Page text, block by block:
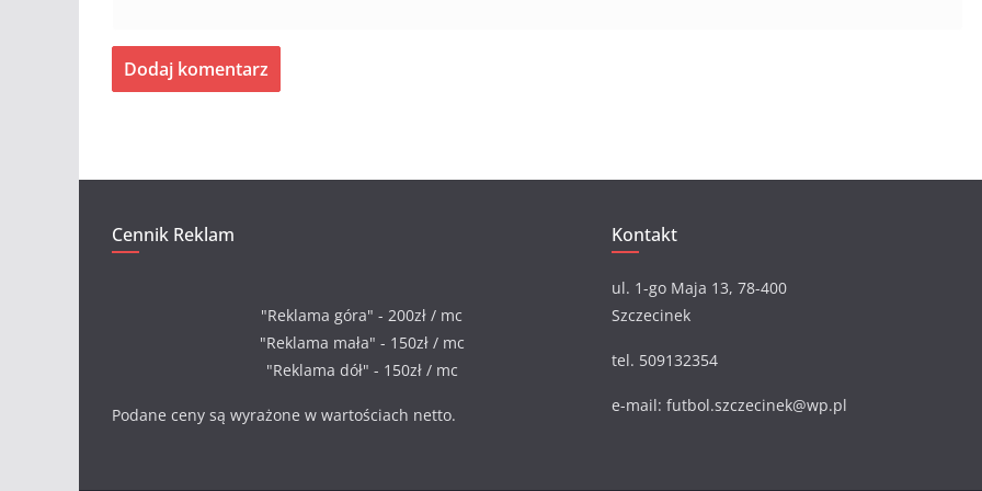
Cennik Reklam
"Reklama góra" - 200zł / mc
"Reklama mała" - 150zł / mc
"Reklama dół" - 150zł / mc
Podane ceny są wyrażone w wartościach netto.
Kontakt
ul. 1-go Maja 13, 78-400
Szczecinek
tel. 509132354
e-mail: futbol.szczecinek@wp.pl